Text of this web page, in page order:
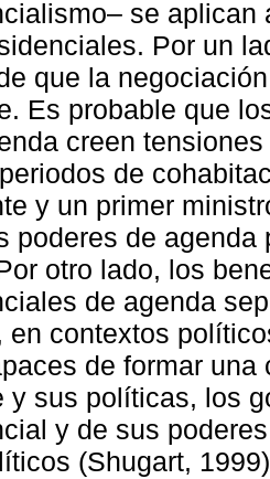
se aplican
Por un
que la
Es probable que
creen
de
y un primer
poderes de
otro lado, los
de agenda
en contextos
de formar
y sus políticas, los
y de sus
(Shugart,